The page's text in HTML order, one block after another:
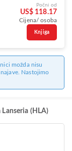
Počni od
US$ 118.17
Cijena/ osoba
Knjiga
možda nisu
Nastojimo
(HLA)